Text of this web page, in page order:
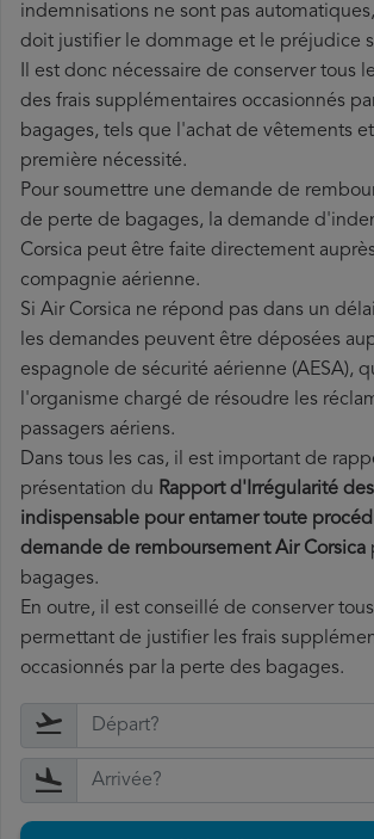
indemnisations ne sont pas
doit justifier le dommage et le préjudice
Il est donc nécessaire de conserver tous
des frais supplémentaires occasionnés
bagages, tels que l'achat de vêtements
première nécessité.
Pour soumettre une demande de
de perte de bagages, la demande
Corsica peut être faite directement
compagnie aérienne.
Si Air Corsica ne répond pas dans un
les demandes peuvent être déposées
espagnole de sécurité aérienne (AESA),
l'organisme chargé de résoudre les
passagers aériens.
Dans tous les cas, il est important de
présentation du Rapport d'Irrégularité
indispensable pour entamer toute
demande de remboursement Air Corsica
bagages.
En outre, il est conseillé de conserver
permettant de justifier les frais
occasionnés par la perte des bagages.